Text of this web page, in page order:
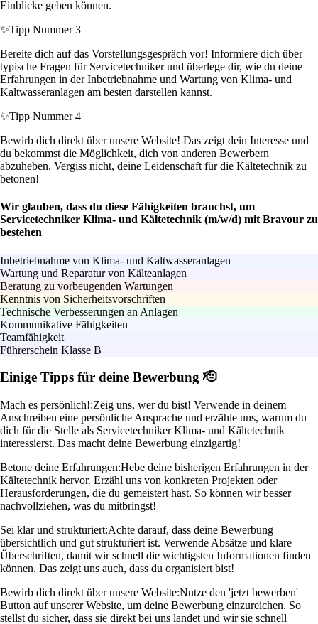
Einblicke geben können.
✨Tipp Nummer 3
Bereite dich auf das Vorstellungsgespräch vor! Informiere dich über
typische Fragen für Servicetechniker und überlege dir, wie du deine
Erfahrungen in der Inbetriebnahme und Wartung von Klima- und
Kaltwasseranlagen am besten darstellen kannst.
✨Tipp Nummer 4
Bewirb dich direkt über unsere Website! Das zeigt dein Interesse und
du bekommst die Möglichkeit, dich von anderen Bewerbern
abzuheben. Vergiss nicht, deine Leidenschaft für die Kältetechnik zu
betonen!
Wir glauben, dass du diese Fähigkeiten brauchst, um
Servicetechniker Klima- und Kältetechnik (m/w/d) mit Bravour zu
bestehen
Inbetriebnahme von Klima- und Kaltwasseranlagen
Wartung und Reparatur von Kälteanlagen
Beratung zu vorbeugenden Wartungen
Kenntnis von Sicherheitsvorschriften
Technische Verbesserungen an Anlagen
Kommunikative Fähigkeiten
Teamfähigkeit
Führerschein Klasse B
Einige Tipps für deine Bewerbung 🫡
Mach es persönlich!:Zeig uns, wer du bist! Verwende in deinem
Anschreiben eine persönliche Ansprache und erzähle uns, warum du
dich für die Stelle als Servicetechniker Klima- und Kältetechnik
interessierst. Das macht deine Bewerbung einzigartig!
Betone deine Erfahrungen:Hebe deine bisherigen Erfahrungen in der
Kältetechnik hervor. Erzähl uns von konkreten Projekten oder
Herausforderungen, die du gemeistert hast. So können wir besser
nachvollziehen, was du mitbringst!
Sei klar und strukturiert:Achte darauf, dass deine Bewerbung
übersichtlich und gut strukturiert ist. Verwende Absätze und klare
Überschriften, damit wir schnell die wichtigsten Informationen finden
können. Das zeigt uns auch, dass du organisiert bist!
Bewirb dich direkt über unsere Website:Nutze den 'jetzt bewerben'
Button auf unserer Website, um deine Bewerbung einzureichen. So
stellst du sicher, dass sie direkt bei uns landet und wir sie schnell